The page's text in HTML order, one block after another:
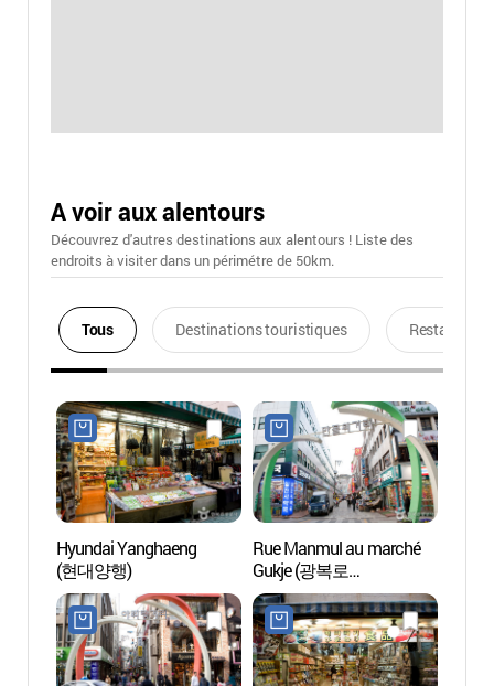
A voir aux alentours
Découvrez d'autres destinations aux alentours ! Liste des
endroits à visiter dans un périmétre de 50km.
Tous Destinations touristiques Restaurants
Hyundai Yanghaeng
(현대양행)
Rue Manmul au marché
Gukje (광복로
만물의거리)